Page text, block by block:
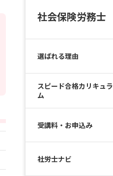
社会保険労務士
選ばれる理由
スピード合格カリキュラ
ム
受講料・お申込み
社労士ナビ